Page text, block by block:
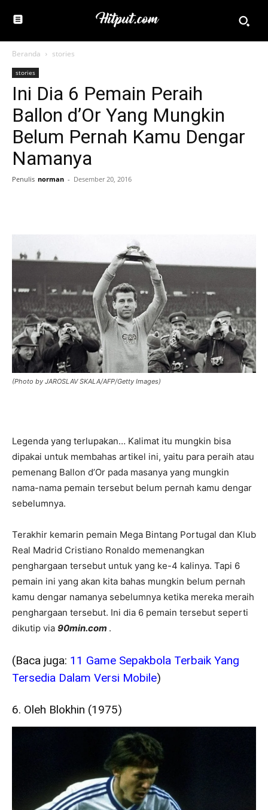
Beranda stories
stories
Ini Dia 6 Pemain Peraih
Ballon d’Or Yang Mungkin
Belum Pernah Kamu Dengar
Namanya
Penulis norman - Desember 20, 2016
(Photo by JAROSLAV SKALA/AFP/Getty Images)
Legenda yang terlupakan… Kalimat itu mungkin bisa
dipakai untuk membahas artikel ini, yaitu para peraih atau
pemenang Ballon d’Or pada masanya yang mungkin
nama-nama pemain tersebut belum pernah kamu dengar
sebelumnya.
Terakhir kemarin pemain Mega Bintang Portugal dan Klub
Real Madrid Cristiano Ronaldo memenangkan
penghargaan tersebut untuk yang ke-4 kalinya. Tapi 6
pemain ini yang akan kita bahas mungkin belum pernah
kamu dengar namanya sebelumnya ketika mereka meraih
penghargaan tersebut. Ini dia 6 pemain tersebut seperti
dikutip via 90min.com .
(Baca juga: 11 Game Sepakbola Terbaik Yang
Tersedia Dalam Versi Mobile)
6. Oleh Blokhin (1975)